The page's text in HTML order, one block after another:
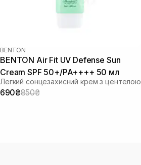
BENTON
BENTON Air Fit UV Defense Sun
Cream SPF 50+/PA++++ 50 мл
Легкий сонцезахисний крем з центелою
690₴850₴